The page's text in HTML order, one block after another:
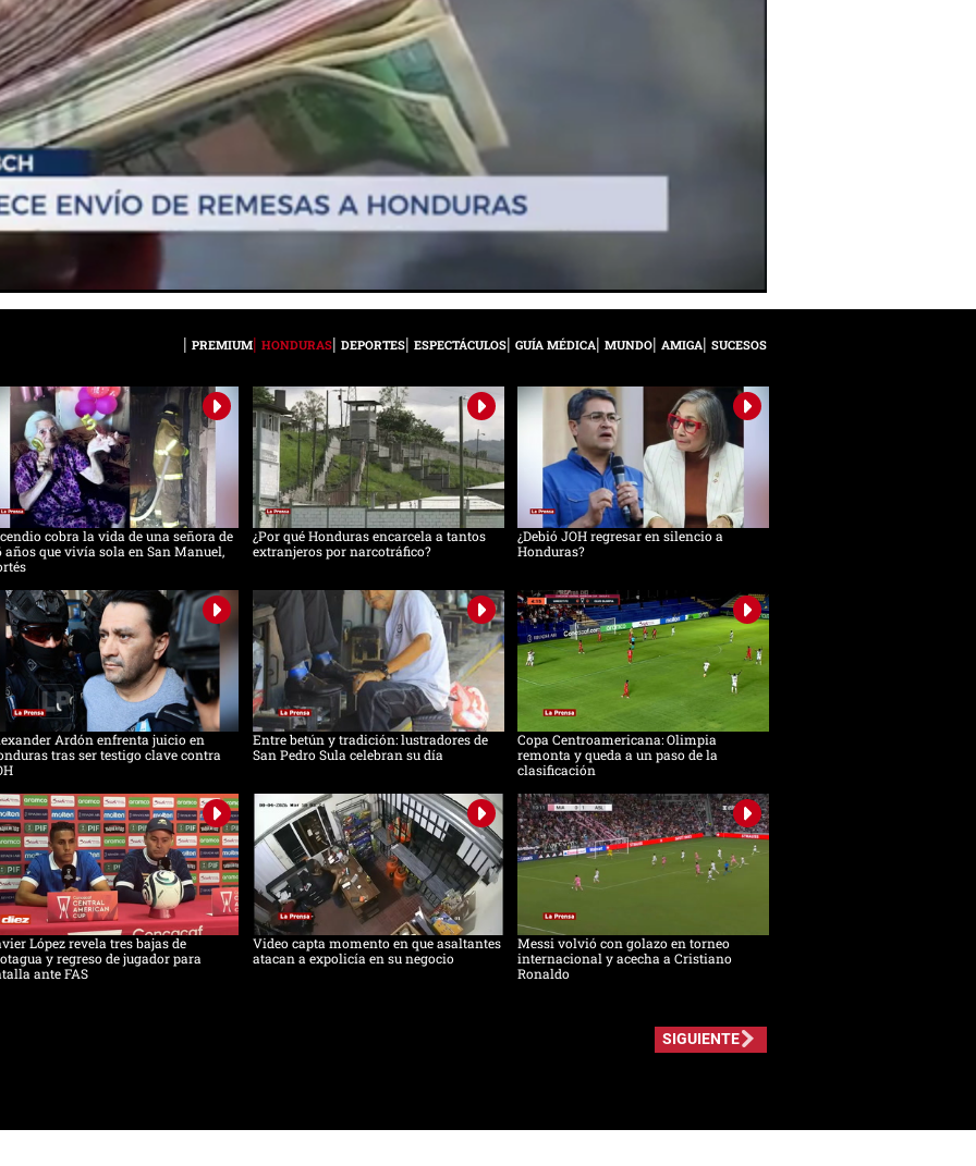
PREMIUM HONDURAS DEPORTES ESPECTÁCULOS GUÍA MÉDICA MUNDO AMIGA SUCESOS
cobra la vida de una señora de
años que vivía sola en San Manuel,
¿Por qué Honduras encarcela a tantos
extranjeros por narcotráfico?
¿Debió JOH regresar en silencio a
Honduras?
Ardón enfrenta juicio en
tras ser testigo clave contra
Entre betún y tradición: lustradores de
San Pedro Sula celebran su día
Copa Centroamericana: Olimpia
remonta y queda a un paso de la
clasificación
López revela tres bajas de
y regreso de jugador para
ante FAS
Video capta momento en que asaltantes
atacan a expolicía en su negocio
Messi volvió con golazo en torneo
internacional y acecha a Cristiano
Ronaldo
SIGUIENTE